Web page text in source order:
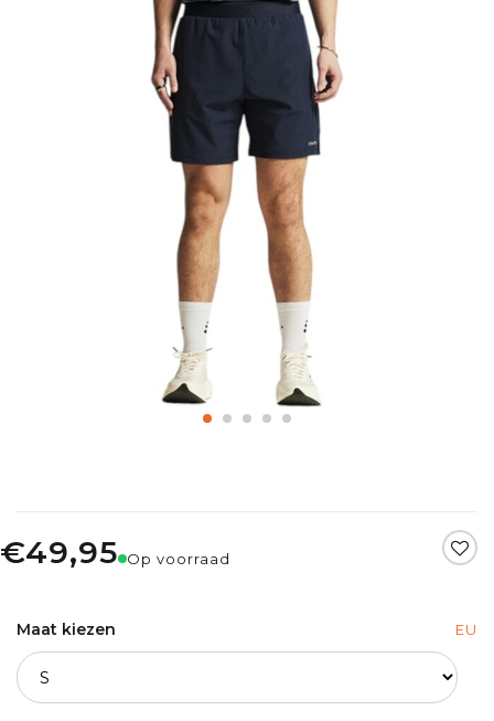
€49,95 Op voorraad
Maat kiezen EU